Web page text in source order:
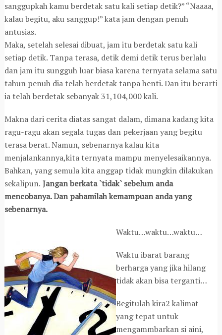
sanggupkah kamu berdetak satu kali setiap detik?” “Naaaa,
kalau begitu, aku sanggup!” kata jam dengan penuh
antusias.
Maka, setelah selesai dibuat, jam itu berdetak satu kali
setiap detik. Tanpa terasa, detik demi detik terus berlalu
dan jam itu sungguh luar biasa karena ternyata selama satu
tahun penuh dia telah berdetak tanpa henti. Dan itu berarti
ia telah berdetak sebanyak 31,104,000 kali.
Makna dari cerita diatas sangat dalam, dimana kadang kita
ragu-ragu akan segala tugas dan pekerjaan yang begitu
terasa berat. Namun, sebenarnya kalau kita
menjalankannya,kita ternyata mampu menyelesaikannya.
Bahkan, yang semula kita anggap tidak mungkin dilakukan
sekalipun. Jangan berkata `tidak` sebelum anda
mencobanya. Dan pahamilah kemampuan anda yang
sebenarnya.
Waktu…waktu…waktu…
Waktu ibarat barang
berharga yang jika hilang
tidak akan bisa terganti…
Begitulah kira2 kalimat
yang tepat untuk
mengammbarkan si aini,